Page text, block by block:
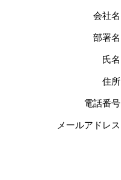
会社名
部署名
氏名
住所
電話番号
メールアドレス